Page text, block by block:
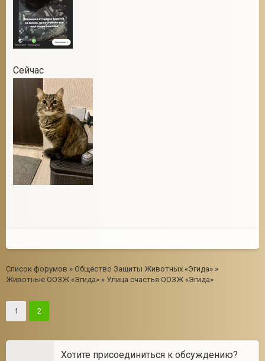
Сейчас
Список форумов » Общество Защиты Животных «Эгида» »
Животные ООЗЖ «Эгида» » Улица счастья ООЗЖ «Эгида»
1 2
Хотите присоединиться к обсуждению?